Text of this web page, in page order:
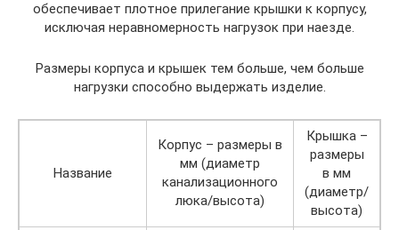
обеспечивает плотное прилегание крышки к корпусу,
исключая неравномерность нагрузок при наезде.
Размеры корпуса и крышек тем больше, чем больше
нагрузки способно выдержать изделие.
Название
Корпус – размеры в
мм (диаметр
канализационного
люка/высота)
Крышка –
размеры
в мм
(диаметр/
высота)